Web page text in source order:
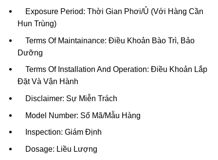
Exposure Period: Thời Gian Phơi/Ủ (Với Hàng Cần
Hun Trùng)
Terms Of Maintainance: Điều Khoản Bào Trì, Bảo
Dưỡng
Terms Of Installation And Operation: Điều Khoản Lắp
Đặt Và Vận Hành
Disclaimer: Sự Miễn Trách
Model Number: Số Mã/Mẫu Hàng
Inspection: Giám Định
Dosage: Liều Lượng